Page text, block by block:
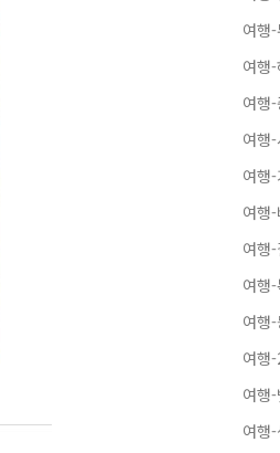
여행
여행
여행
여행
여행
여행
여행
여행
여행
여행
여행
여행